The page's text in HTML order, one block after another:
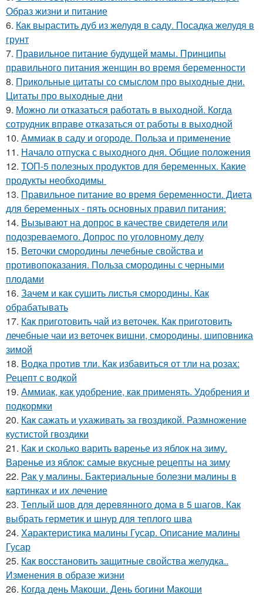
Образ жизни и питание
6. Как вырастить дуб из желудя в саду. Посадка желудя в
грунт
7. Правильное питание будущей мамы. Принципы
правильного питания женщин во время беременности
8. Прикольные цитаты со смыслом про выходные дни.
Цитаты про выходные дни
9. Можно ли отказаться работать в выходной. Когда
сотрудник вправе отказаться от работы в выходной
10. Аммиак в саду и огороде. Польза и применение
11. Начало отпуска с выходного дня. Общие положения
12. ТОП-5 полезных продуктов для беременных. Какие
продукты необходимы
13. Правильное питание во время беременности. Диета
для беременных - пять основных правил питания:
14. Вызывают на допрос в качестве свидетеля или
подозреваемого. Допрос по уголовному делу
15. Веточки смородины лечебные свойства и
противопоказания. Польза смородины с черными
плодами
16. Зачем и как сушить листья смородины. Как
обрабатывать
17. Как приготовить чай из веточек. Как приготовить
лечебные чаи из веточек вишни, смородины, шиповника
зимой
18. Водка против тли. Как избавиться от тли на розах:
Рецепт с водкой
19. Аммиак, как удобрение, как применять. Удобрения и
подкормки
20. Как сажать и ухаживать за гвоздикой. Размножение
кустистой гвоздики
21. Как и сколько варить варенье из яблок на зиму.
Варенье из яблок: самые вкусные рецепты на зиму
22. Рак у малины. Бактериальные болезни малины в
картинках и их лечение
23. Теплый шов для деревянного дома в 5 шагов. Как
выбрать герметик и шнур для теплого шва
24. Характеристика малины Гусар. Описание малины
Гусар
25. Как восстановить защитные свойства желудка..
Изменения в образе жизни
26. Когда день Макоши. День богини Макоши